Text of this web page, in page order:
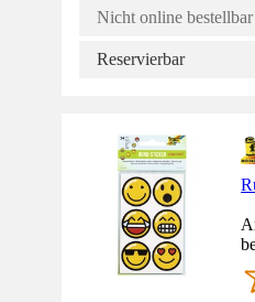
Nicht online bestellbar
Reservierbar